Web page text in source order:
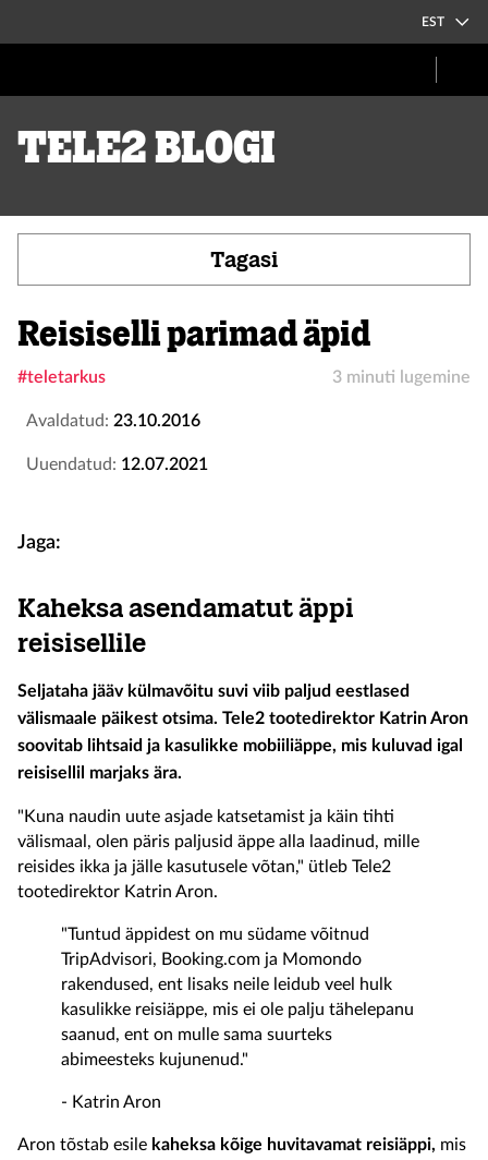
EST
Tele2 blogi
Tagasi
Reisiselli parimad äpid
#teletarkus 3 minuti lugemine
Avaldatud: 23.10.2016
Uuendatud: 12.07.2021
Jaga:
Kaheksa asendamatut äppi
reisisellile
Seljataha jääv külmavõitu suvi viib paljud eestlased
välismaale päikest otsima. Tele2 tootedirektor Katrin Aron
soovitab lihtsaid ja kasulikke mobiiliäppe, mis kuluvad igal
reisisellil marjaks ära.
"Kuna naudin uute asjade katsetamist ja käin tihti
välismaal, olen päris paljusid äppe alla laadinud, mille
reisides ikka ja jälle kasutusele võtan," ütleb Tele2
tootedirektor Katrin Aron.
"Tuntud äppidest on mu südame võitnud
TripAdvisori, Booking.com ja Momondo
rakendused, ent lisaks neile leidub veel hulk
kasulikke reisiäppe, mis ei ole palju tähelepanu
saanud, ent on mulle sama suurteks
abimeesteks kujunenud."
- Katrin Aron
Aron tõstab esile kaheksa kõige huvitavamat reisiäppi, mis